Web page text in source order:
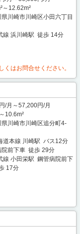
～12.62m²
川崎市川崎区小田六丁目
線 浜川崎駅 徒歩 14分
はお問合せください。
/月～57,200円/月
10.6m²
県川崎市川崎区追分町4-
道本線 川崎駅 バス12分
院前下車 徒歩 29分
線 小田栄駅 鋼管病院前下
17分